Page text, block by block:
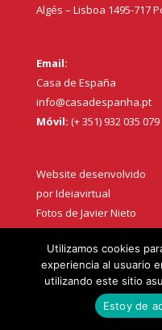
Algés – Lisboa 1495-717
Email:
Casa de España
info@casadespanha.pt
Móvil: (+ 351) 932 035 079
Website desenvolvido
porIdeiavirtual
Fotos de Javier Nieto
Política de privacidad
Utilizamos cookies
experiencia al usuario
utilizando este sitio
Estoy de